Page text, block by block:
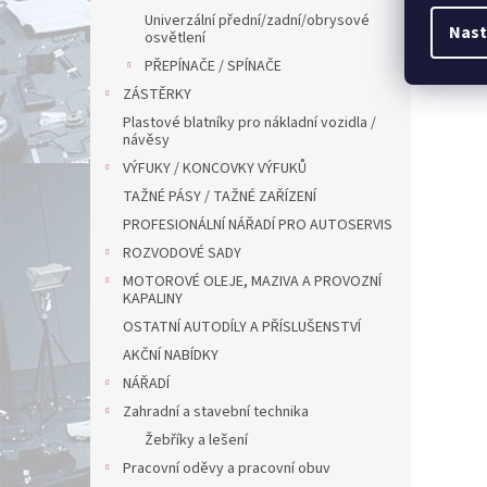
Univerzální přední/zadní/obrysové
osvětlení
PŘEPÍNAČE / SPÍNAČE
ZÁSTĚRKY
Plastové blatníky pro nákladní vozidla /
návěsy
VÝFUKY / KONCOVKY VÝFUKŮ
TAŽNÉ PÁSY / TAŽNÉ ZAŘÍZENÍ
PROFESIONÁLNÍ NÁŘADÍ PRO AUTOSERVIS
ROZVODOVÉ SADY
MOTOROVÉ OLEJE, MAZIVA A PROVOZNÍ
KAPALINY
OSTATNÍ AUTODÍLY A PŘÍSLUŠENSTVÍ
AKČNÍ NABÍDKY
NÁŘADÍ
Zahradní a stavební technika
Žebříky a lešení
Pracovní oděvy a pracovní obuv